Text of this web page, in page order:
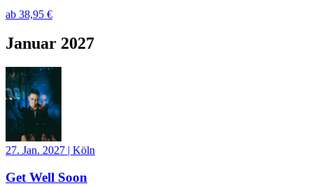
ab 38,95 €
Januar 2027
27. Jan. 2027 | Köln
Get Well Soon